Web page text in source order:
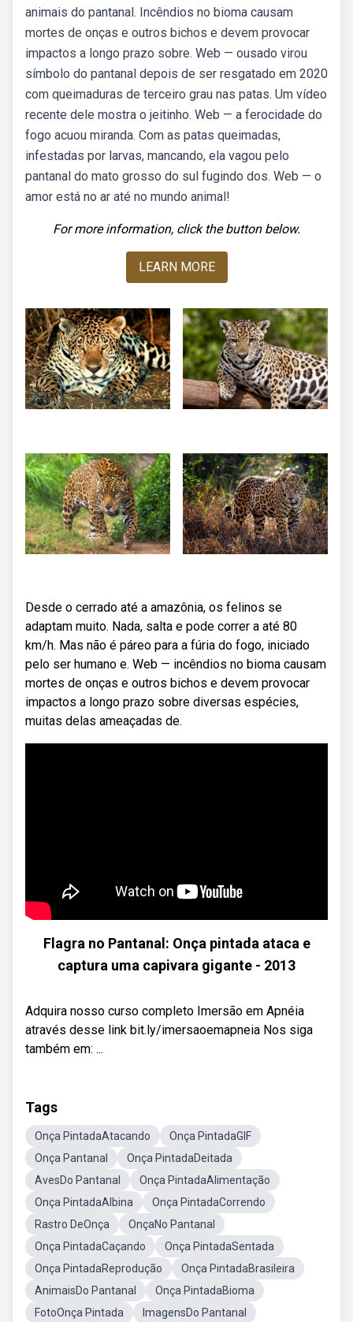
animais do pantanal. Incêndios no bioma causam
mortes de onças e outros bichos e devem provocar
impactos a longo prazo sobre. Web — ousado virou
símbolo do pantanal depois de ser resgatado em 2020
com queimaduras de terceiro grau nas patas. Um vídeo
recente dele mostra o jeitinho. Web — a ferocidade do
fogo acuou miranda. Com as patas queimadas,
infestadas por larvas, mancando, ela vagou pelo
pantanal do mato grosso do sul fugindo dos. Web — o
amor está no ar até no mundo animal!
For more information, click the button below.
LEARN MORE
Desde o cerrado até a amazônia, os felinos se
adaptam muito. Nada, salta e pode correr a até 80
km/h. Mas não é páreo para a fúria do fogo, iniciado
pelo ser humano e. Web — incêndios no bioma causam
mortes de onças e outros bichos e devem provocar
impactos a longo prazo sobre diversas espécies,
muitas delas ameaçadas de.
Flagra no Pantanal: Onça pintada ataca e
captura uma capivara gigante - 2013
Adquira nosso curso completo Imersão em Apnéia
através desse link bit.ly/imersaoemapneia Nos siga
também em: ...
Tags
Onça PintadaAtacando
Onça PintadaGIF
Onça Pantanal
Onça PintadaDeitada
AvesDo Pantanal
Onça PintadaAlimentação
Onça PintadaAlbina
Onça PintadaCorrendo
Rastro DeOnça
OnçaNo Pantanal
Onça PintadaCaçando
Onça PintadaSentada
Onça PintadaReprodução
Onça PintadaBrasileira
AnimaisDo Pantanal
Onça PintadaBioma
FotoOnça Pintada
ImagensDo Pantanal